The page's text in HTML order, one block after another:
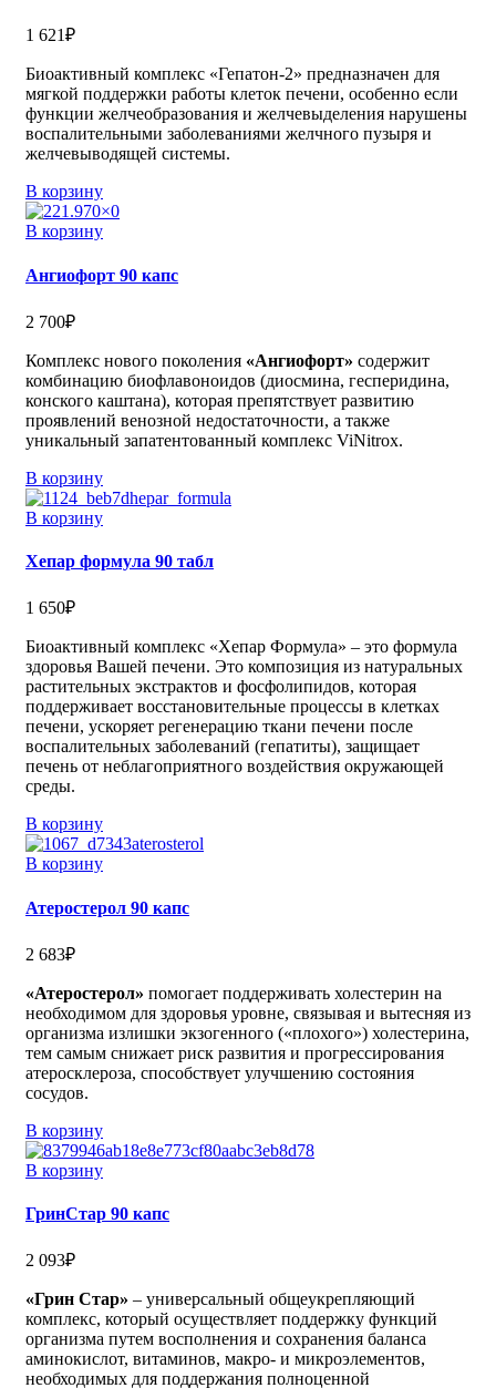
1 621₽
Биоактивный комплекс «Гепатон-2» предназначен для
мягкой поддержки работы клеток печени, особенно если
функции желчеобразования и желчевыделения нарушены
воспалительными заболеваниями желчного пузыря и
желчевыводящей системы.
В корзину
В корзину
Ангиофорт 90 капс
2 700₽
Комплекс нового поколения «Ангиофорт» содержит
комбинацию биофлавоноидов (диосмина, гесперидина,
конского каштана), которая препятствует развитию
проявлений венозной недостаточности, а также
уникальный запатентованный комплекс ViNitrox.
В корзину
В корзину
Хепар формула 90 табл
1 650₽
Биоактивный комплекс «Хепар Формула» – это формула
здоровья Вашей печени. Это композиция из натуральных
растительных экстрактов и фосфолипидов, которая
поддерживает восстановительные процессы в клетках
печени, ускоряет регенерацию ткани печени после
воспалительных заболеваний (гепатиты), защищает
печень от неблагоприятного воздействия окружающей
среды.
В корзину
В корзину
Атеростерол 90 капс
2 683₽
«Атеростерол» помогает поддерживать холестерин на
необходимом для здоровья уровне, связывая и вытесняя из
организма излишки экзогенного («плохого») холестерина,
тем самым снижает риск развития и прогрессирования
атеросклероза, способствует улучшению состояния
сосудов.
В корзину
В корзину
ГринСтар 90 капс
2 093₽
«Грин Стар» – универсальный общеукрепляющий
комплекс, который осуществляет поддержку функций
организма путем восполнения и сохранения баланса
аминокислот, витаминов, макро- и микроэлементов,
необходимых для поддержания полноценной